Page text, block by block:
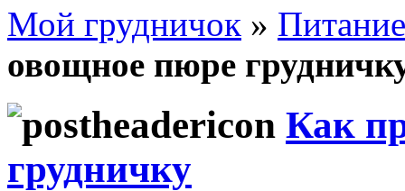
Мой грудничок »
овощное пюре
Как
грудничку